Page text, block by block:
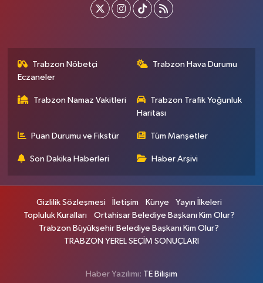
Trabzon Nöbetçi
Eczaneler
Trabzon Hava Durumu
Trabzon Namaz Vakitleri
Trabzon Trafik Yoğunluk
Haritası
Puan Durumu ve Fikstür Tüm Manşetler
Son Dakika Haberleri Haber Arşivi
Gizlilik Sözleşmesi İletişim Künye
Yayın İlkeleri
Topluluk Kuralları
Ortahisar Belediye Başkanı Kim Olur?
Trabzon Büyükşehir Belediye Başkanı Kim Olur?
TRABZON YEREL SEÇİM SONUÇLARI
Haber Yazılımı: TE Bilişim